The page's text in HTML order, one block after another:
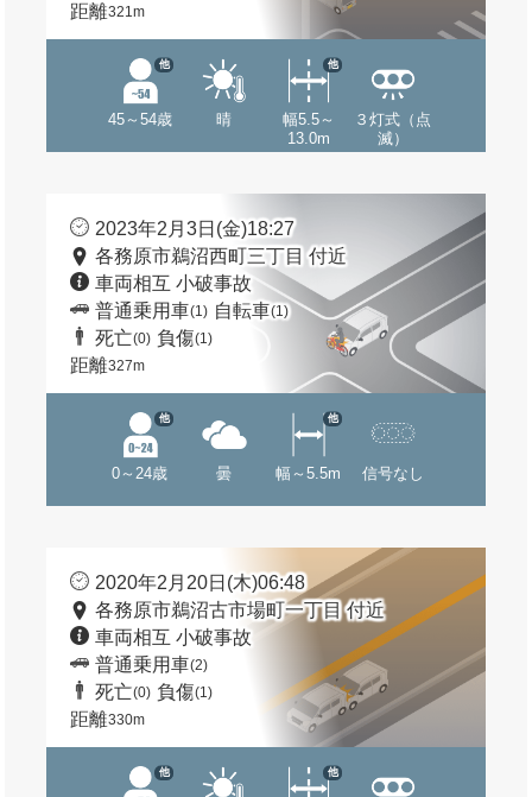
距離321m
45～54歳
他
晴
幅5.5～
13.0m
他
３灯式（点
滅）
2023年2月3日(金)18:27
各務原市鵜沼西町三丁目 付近
車両相互 小破事故
普通乗用車(1) 自転車(1)
死亡(0) 負傷(1)
距離327m
0～24歳
他
曇 幅～5.5m
他
信号なし
2020年2月20日(木)06:48
各務原市鵜沼古市場町一丁目 付近
車両相互 小破事故
普通乗用車(2)
死亡(0) 負傷(1)
距離330m
他 他